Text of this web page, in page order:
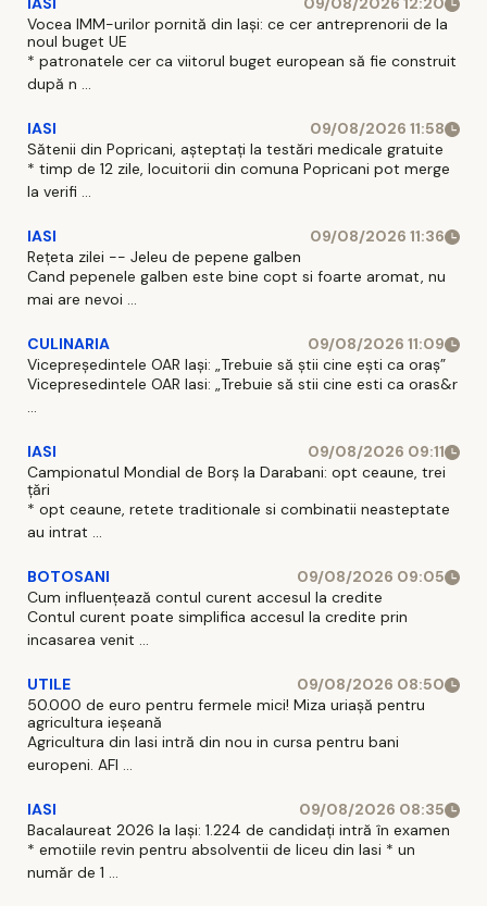
Vocea IMM-urilor pornită din Iași: ce cer antreprenorii de la
noul buget UE
* patronatele cer ca viitorul buget european să fie construit
după n ...
IASI
09/08/2026 11:58
Sătenii din Popricani, așteptați la testări medicale gratuite
* timp de 12 zile, locuitorii din comuna Popricani pot merge
la verifi ...
IASI
09/08/2026 11:36
Rețeta zilei -- Jeleu de pepene galben
Cand pepenele galben este bine copt si foarte aromat, nu
mai are nevoi ...
CULINARIA
09/08/2026 11:09
Vicepreședintele OAR Iași: „Trebuie să știi cine ești ca oraș”
Vicepresedintele OAR Iasi: „Trebuie să stii cine esti ca oras&r
...
IASI
09/08/2026 09:11
Campionatul Mondial de Borș la Darabani: opt ceaune, trei
țări
* opt ceaune, retete traditionale si combinatii neasteptate
au intrat ...
BOTOSANI
09/08/2026 09:05
Cum influențează contul curent accesul la credite
Contul curent poate simplifica accesul la credite prin
incasarea venit ...
UTILE
09/08/2026 08:50
50.000 de euro pentru fermele mici! Miza uriașă pentru
agricultura ieșeană
Agricultura din Iasi intră din nou in cursa pentru bani
europeni. AFI ...
IASI
09/08/2026 08:35
Bacalaureat 2026 la Iași: 1.224 de candidați intră în examen
* emotiile revin pentru absolventii de liceu din Iasi * un
număr de 1 ...